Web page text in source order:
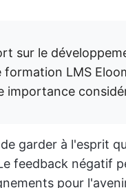
sur le
LMS
importance
garder à l'esprit
feedback négatif
pour